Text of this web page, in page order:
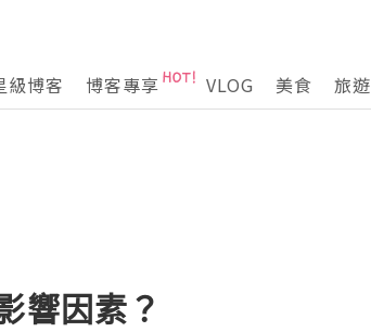
級博客 博客專享 VLOG 美食 旅遊
響因素？